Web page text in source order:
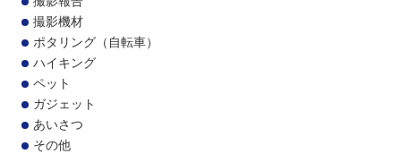
撮影機材
ポタリング（自転車）
ハイキング
ペット
ガジェット
あいさつ
その他